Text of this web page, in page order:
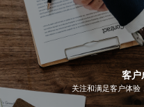
客户
关注和满足客户体验